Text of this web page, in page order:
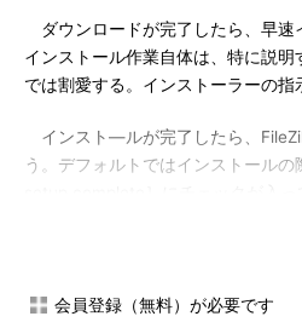
ダウンロードが完了したら、早速
インストール作業自体は、特に説明
では割愛する。インストーラーの指
インスト―ルが完了したら、
う。デフォルトではインストール
会員登録（無料）が必要です